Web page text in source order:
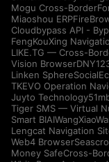
Mogu Cross-Border
Miaoshou ERP
Cloudbypass API -
FengKouXing
LIKE.TG — Cross-
Vision Browser
Linken Sphere
TKEVO Operation
Juyto Technology
Tiger SMS — Virtual
Smart BIAI
Lengcat Navigation
Web4 Browser
Money SafeCross-